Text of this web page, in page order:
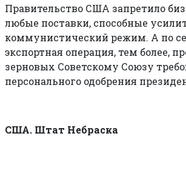
Правительство США запретило
любые поставки, способные
коммунистический режим. А по
экспортная операция, тем более,
зерновых Советскому Союзу
персонального одобрения
США. Штат Небраска